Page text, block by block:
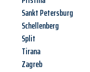
Sankt Petersburg
Schellenberg
Split
Tirana
Zagreb